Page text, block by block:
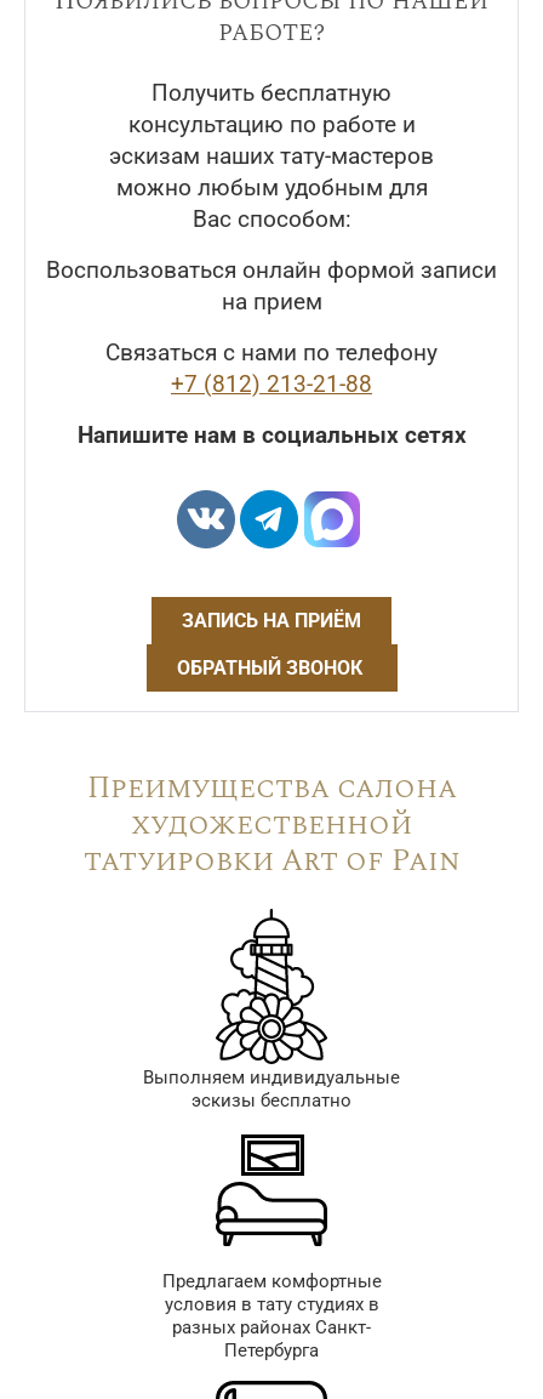
работе?
Получить бесплатную
консультацию по работе и
эскизам наших тату-мастеров
можно любым удобным для
Вас способом:
Воспользоваться онлайн формой записи
на прием
Связаться с нами по телефону
+7 (812) 213-21-88
Напишите нам в социальных сетях
ЗАПИСЬ НА ПРИЁМ
ОБРАТНЫЙ ЗВОНОК
Преимущества салона
художественной
татуировки Art of Pain
Выполняем индивидуальные
эскизы бесплатно
Предлагаем комфортные
условия в тату студиях в
разных районах Санкт-
Петербурга